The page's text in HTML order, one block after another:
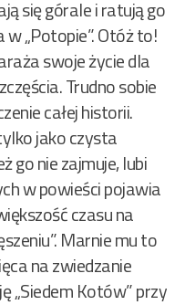
się górale i ratują go
„Potopie”. Otóż to!
swoje życie dla
Trudno sobie
całej historii.
jako czysta
go nie zajmuje, lubi
w powieści pojawia
czasu na
Marnie mu to
na zwiedzanie
„Siedem Kotów” przy